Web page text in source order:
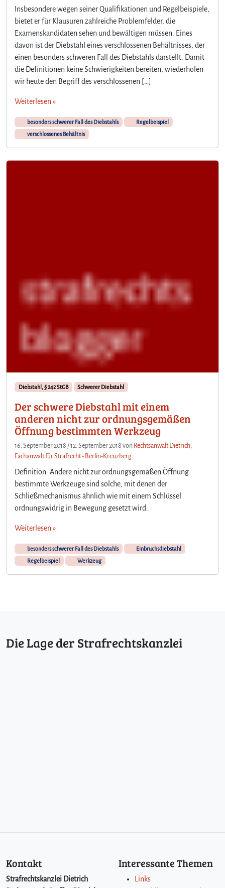
Insbesondere wegen seiner Qualifikationen und Regelbeispiele,
bietet er für Klausuren zahlreiche Problemfelder, die
Examenskandidaten sehen und bewältigen müssen. Eines
davon ist der Diebstahl eines verschlossenen Behältnisses, der
einen besonders schweren Fall des Diebstahls darstellt. Damit
die Definitionen keine Schwierigkeiten bereiten, wiederholen
wir heute den Begriff des verschlossenen […]
Weiterlesen »
besonders schwerer Fall des Diebstahls
Regelbeispiel
verschlossenes Behältnis
Diebstahl, § 242 StGB Schwerer Diebstahl
Der schwere Diebstahl mit einem
anderen nicht zur ordnungsgemäßen
Öffnung bestimmten Werkzeug
16. September 2018 /12. September 2018 von Rechtsanwalt Dietrich,
Fachanwalt für Strafrecht - Berlin-Kreuzberg
Definition: Andere nicht zur ordnungsgemäßen Öffnung
bestimmte Werkzeuge sind solche, mit denen der
Schließmechanismus ähnlich wie mit einem Schlüssel
ordnungswidrig in Bewegung gesetzt wird.
Weiterlesen »
besonders schwerer Fall des Diebstahls
Einbruchsdiebstahl
Regelbeispiel
Werkzeug
Die Lage der Strafrechtskanzlei
Kontakt
Strafrechtskanzlei Dietrich
Interessante Themen
Links